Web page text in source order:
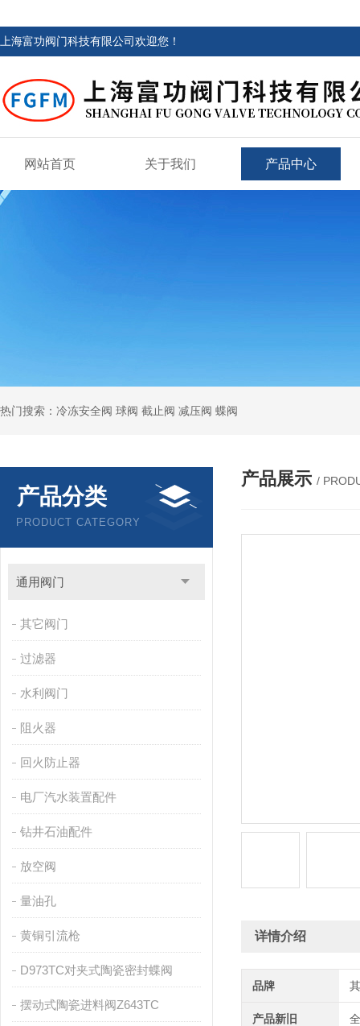
上海富功阀门科技有限公司欢迎您！
网站首页 关于我们 产品中心
热门搜索：冷冻安全阀 球阀 截止阀 减压阀 蝶阀
产品分类
PRODUCT CATEGORY
通用阀门
其它阀门
过滤器
水利阀门
阻火器
回火防止器
电厂汽水装置配件
钻井石油配件
放空阀
量油孔
黄铜引流枪
D973TC对夹式陶瓷密封蝶阀
摆动式陶瓷进料阀Z643TC
产品展示 /
详情介绍
品牌
产品新旧